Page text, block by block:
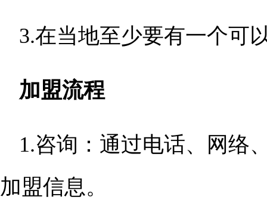
3.在当地至少要有一个可
加盟流程
1.咨询：通过电话、网络
加盟信息。